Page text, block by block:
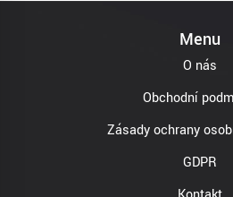
Menu
O nás
Obchodní
Zásady ochrany
GDPR